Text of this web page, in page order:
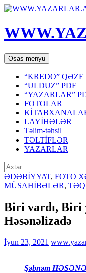
Axtar
Əsas menyu
keç
“KREDO”
“ULDUZ” PDF
“YAZARLAR”
FOTOLAR
LAYİHƏLƏR
Təlim-təhsil
TƏLTİFLƏR
YAZARLAR
Axtarış:
ƏDƏBİYYAT, FOTO
MÜSAHİBƏLƏR,
Biri vardı, Biri
Həsənəlizadə
İyun 23, 2021
Şəbnəm